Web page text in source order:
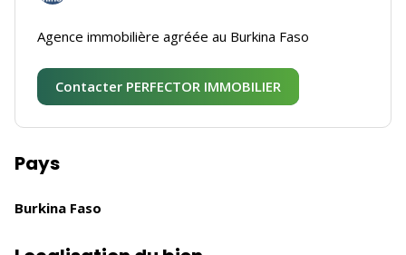
Agence immobilière agréée au Burkina Faso
Contacter PERFECTOR IMMOBILIER
Pays
Burkina Faso